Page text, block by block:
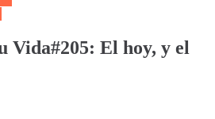
Vida#205: El hoy, y el